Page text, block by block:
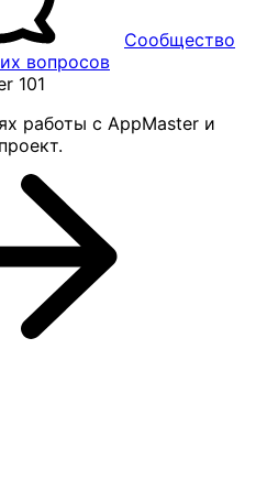
Сообщество
вопросов
101
работы с AppMaster и